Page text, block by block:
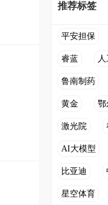
推荐标签
平安担保
睿蓝
鲁南制药
黄金 鄂
激光院
AI大模型
比亚迪
星空体育